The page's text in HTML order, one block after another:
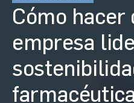
Cómo hacer
empresa